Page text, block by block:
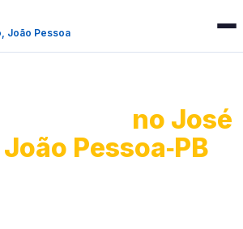
João Pessoa
no José
Pessoa‑PB